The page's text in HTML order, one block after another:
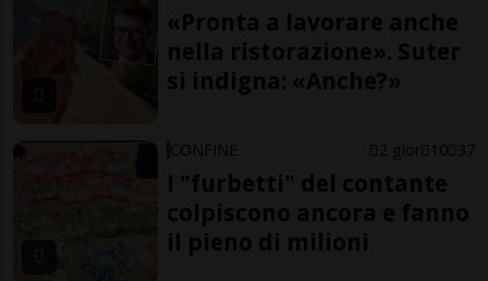
«Pronta a lavorare anche
nella ristorazione». Suter
si indigna: «Anche?»
CONFINE 2 gior 10 37
I "furbetti" del contante
colpiscono ancora e fanno
il pieno di milioni